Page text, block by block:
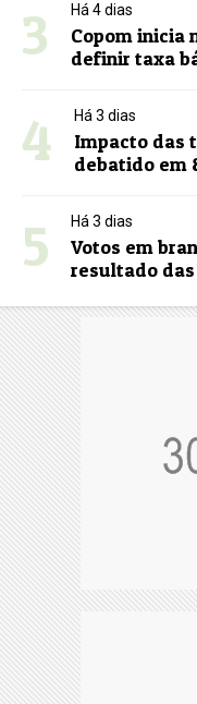
3 Há 4 dias
Copom inicia
definir taxa
4 Há 3 dias
Impacto das
debatido em
5 Há 3 dias
Votos em
resultado